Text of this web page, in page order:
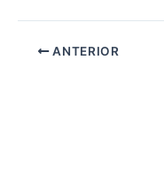
ANTERIOR